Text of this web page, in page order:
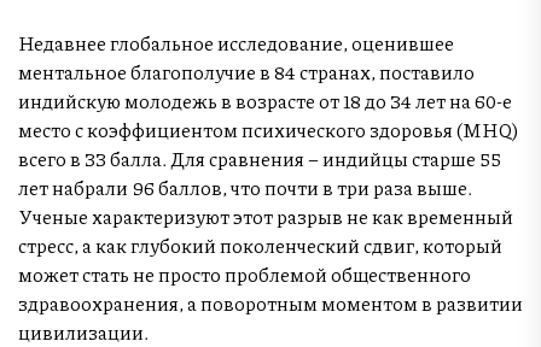
Недавнее глобальное исследование, оценившее
ментальное благополучие в 84 странах, поставило
индийскую молодежь в возрасте от 18 до 34 лет на 60-е
место с коэффициентом психического здоровья (MHQ)
всего в 33 балла. Для сравнения – индийцы старше 55
лет набрали 96 баллов, что почти в три раза выше.
Ученые характеризуют этот разрыв не как временный
стресс, а как глубокий поколенческий сдвиг, который
может стать не просто проблемой общественного
здравоохранения, а поворотным моментом в развитии
цивилизации.